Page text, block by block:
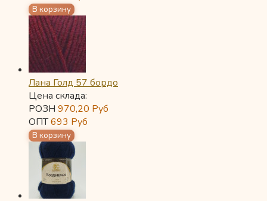
Лана Голд 57 бордо
Цена склада:
РОЗН 970,20 Руб
ОПТ693 Руб